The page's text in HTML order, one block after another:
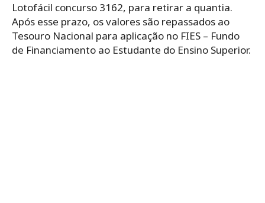
Lotofácil concurso 3162, para retirar a quantia.
Após esse prazo, os valores são repassados ao
Tesouro Nacional para aplicação no FIES – Fundo
de Financiamento ao Estudante do Ensino Superior.